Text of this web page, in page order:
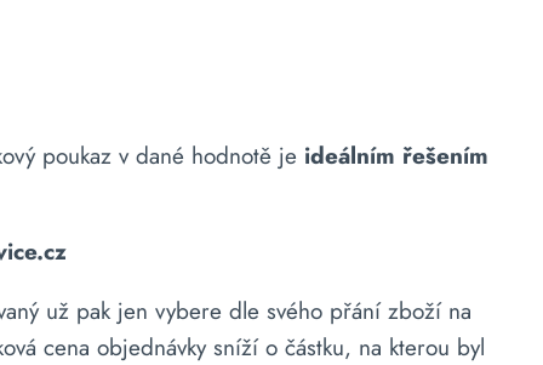
poukaz v dané hodnotě je ideálním řešením
už pak jen vybere dle svého přání zboží na
cena objednávky sníží o částku, na kterou byl